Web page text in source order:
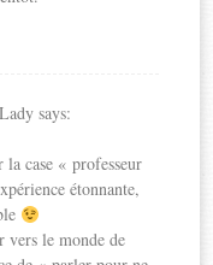
says:
case « professeur
étonnante,
vers le monde de